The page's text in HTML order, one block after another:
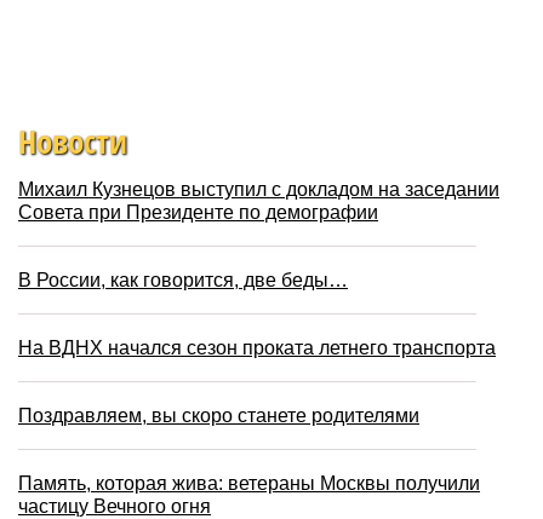
Новости
Михаил Кузнецов выступил с докладом на заседании
Совета при Президенте по демографии
В России, как говорится, две беды…
На ВДНХ начался сезон проката летнего транспорта
Поздравляем, вы скоро станете родителями
Память, которая жива: ветераны Москвы получили
частицу Вечного огня